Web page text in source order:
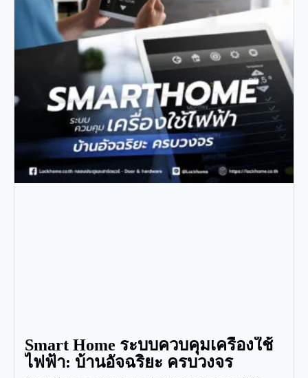
Smart Home ระบบควบคุมเครื่องใช้
ไฟฟ้า: บ้านอัจฉริยะ ครบวงจร